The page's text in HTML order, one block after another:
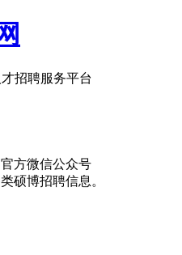
招聘服务平台
方微信公众号
硕博招聘信息。